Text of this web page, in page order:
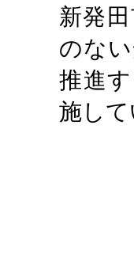
新発
のな
推進
施し